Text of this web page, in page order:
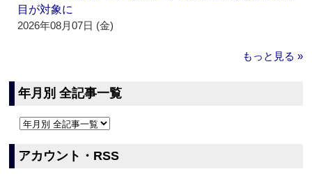
目が対象に
2026年08月07日 (金)
もっと見る »
年月別 全記事一覧
アカウント・RSS